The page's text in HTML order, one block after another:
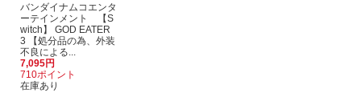
バンダイナムコエンタ
ーテインメント 【S
witch】 GOD EATER
3 【処分品の為、外装
不良による...
7,095円
710ポイント
在庫あり